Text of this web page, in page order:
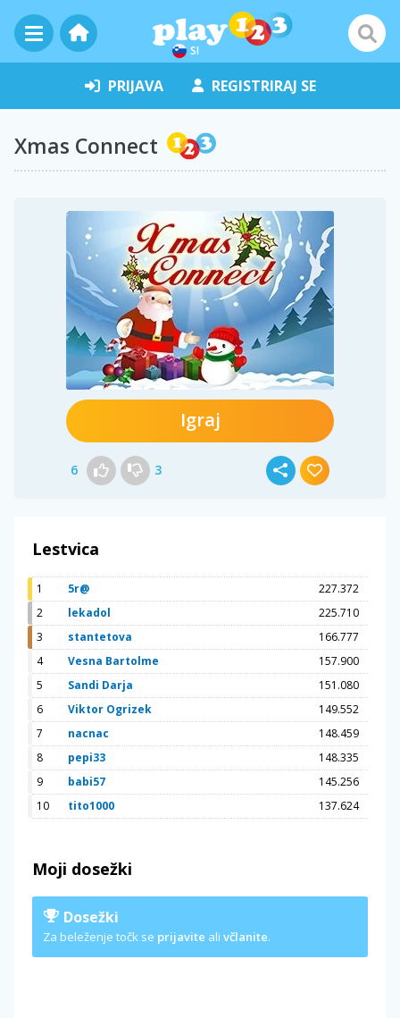
SI
PRIJAVA REGISTRIRAJ SE
Xmas Connect
Igraj
6 3
Lestvica
1 5r@
227.372
2
lekadol
225.710
3
stantetova
166.777
4
Vesna Bartolme
157.900
5
Sandi Darja
151.080
6
Viktor Ogrizek
149.552
7
nacnac
148.459
8
pepi33
148.335
9
babi57
145.256
10
tito1000 137.624
Moji dosežki
Dosežki
Za beleženje točk se prijavite ali včlanite.